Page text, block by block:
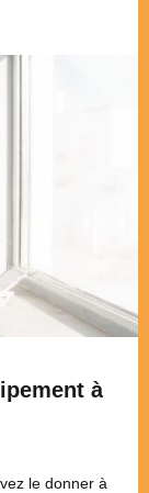
à
le donner à